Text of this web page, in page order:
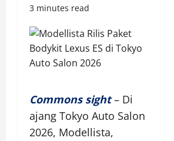
3 minutes read
Commons sight– Di
ajang Tokyo Auto Salon
2026, Modellista,